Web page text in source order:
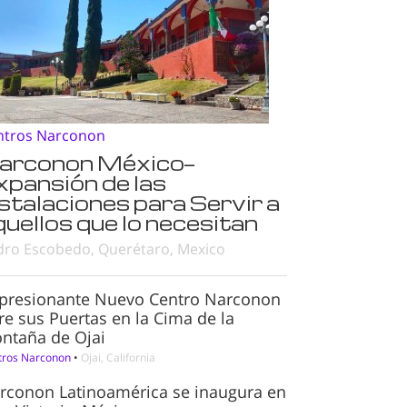
Narconon
México—
de las
para Servir a
que lo necesitan
Escobedo, Querétaro, Mexico
Nuevo Centro Narconon
sus Puertas en la Cima de la
de Ojai
Narconon • Ojai, California
Latinoamérica se inaugura en